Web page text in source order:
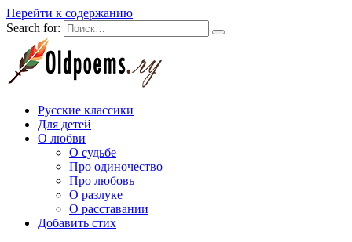
Перейти к содержанию
Search for:
Русские классики
Для детей
О любви
О судьбе
Про одиночество
Про любовь
О разлуке
О расставании
Добавить стих